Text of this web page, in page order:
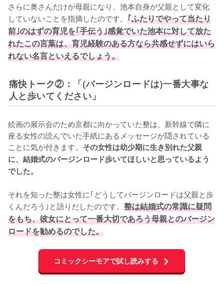
さらに奥さんだけが母親になり、池本自身が父親として変化
していないことを指摘したのです。 ｢ふたりでやって当たり
前｣のはずの育児を｢手伝う｣感覚でいた池本に対して放た
れたこの言葉は、育児経験のある方なら共感せずにはいら
れない名言といえるでしょう。
痛快トーク②：「(バージンロードは)一番大事な
人と歩いてください」
絵画の展示会のため京都に向かっていた整は、新幹線で隣に
座る女性の読んでいた手紙にあるメッセージが隠されている
ことに気が付きます。 その女性は幼少期に生き別れた父親
に、結婚式のバージンロード歩いてほしいと思っているよう
でした。
それを知った整は女性に｢どうしてバージンロードは父親と歩
くんだろう｣と語りだしたのです。 整は結婚式の常識に疑問
をもち、彼女にとって一番大切であろう母親とのバージン
ロードを勧めるのでした。
コミックシーモアで試し読みする